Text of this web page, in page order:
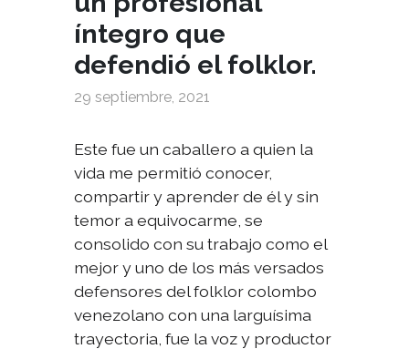
íntegro que
defendió el folklor.
29 septiembre, 2021
Este fue un caballero a quien la
vida me permitió conocer,
compartir y aprender de él y sin
temor a equivocarme, se
consolido con su trabajo como el
mejor y uno de los más versados
defensores del folklor colombo
venezolano con una larguísima
trayectoria, fue la voz y productor